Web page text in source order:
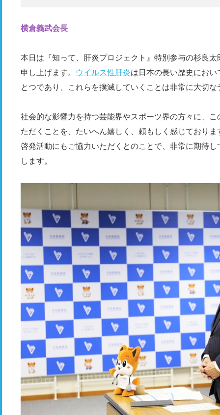
横倉義武会長
本日は『知って、肝炎プロジェクト』特別参与の杉良
申し上げます。
ウイルス性肝炎は日本の長い歴史にお
とつであり、これらを撲滅していくことは非常に大切
社会的な影響力を持つ芸能界やスポーツ界の方々に、
ただくことを、たいへん嬉しく、頼もしく感じており
啓発活動にもご協力いただくとのことで、非常に期待
します。